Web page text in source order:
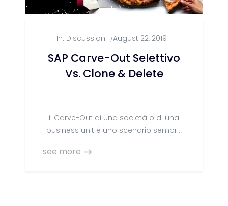
In: Discussion /August 22, 2019
SAP Carve-Out Selettivo
Vs. Clone & Delete
il Carve-Out di una società o di una
business unit è uno scenario sempre
see more